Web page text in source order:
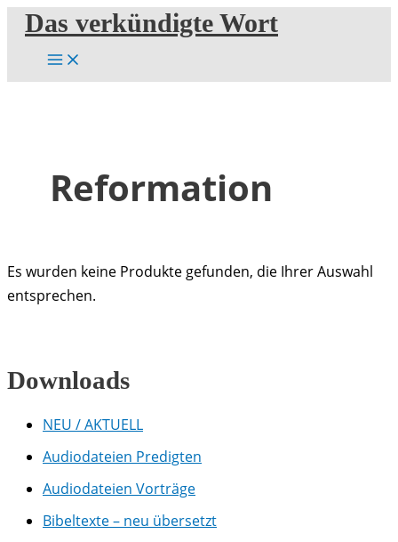
Zum
Inhalt
springen
Das verkündigte Wort
Reformation
Es wurden keine Produkte gefunden, die Ihrer Auswahl
entsprechen.
Downloads
NEU / AKTUELL
Audiodateien Predigten
Audiodateien Vorträge
Bibeltexte – neu übersetzt